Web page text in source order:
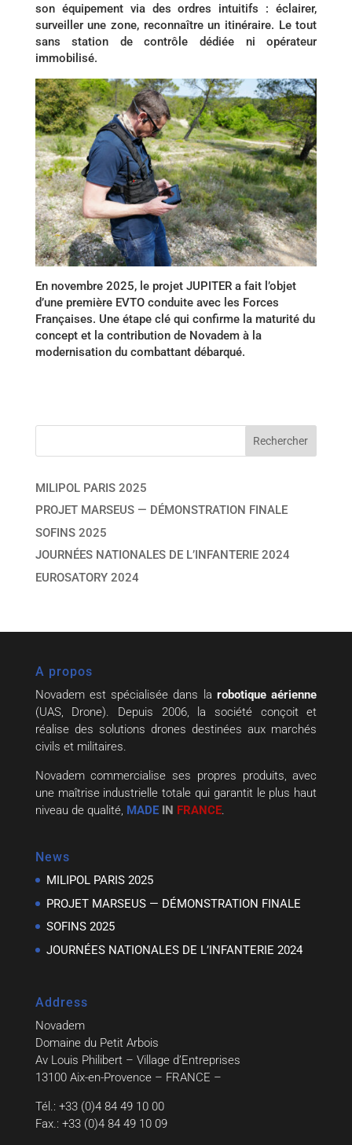
son équipement via des ordres intuitifs : éclairer,
surveiller une zone, reconnaître un itinéraire. Le tout
sans station de contrôle dédiée ni opérateur
immobilisé.
En novembre 2025, le projet JUPITER a fait l’objet
d’une première EVTO conduite avec les Forces
Françaises. Une étape clé qui confirme la maturité du
concept et la contribution de Novadem à la
modernisation du combattant débarqué.
MILIPOL PARIS 2025
PROJET MARSEUS — DÉMONSTRATION FINALE
SOFINS 2025
JOURNÉES NATIONALES DE L’INFANTERIE 2024
EUROSATORY 2024
A propos
Novadem est spécialisée dans la robotique aérienne
(UAS, Drone). Depuis 2006, la société conçoit et
réalise des solutions drones destinées aux marchés
civils et militaires.
Novadem commercialise ses propres produits, avec
une maîtrise industrielle totale qui garantit le plus haut
niveau de qualité, MADEIN FRANCE.
News
MILIPOL PARIS 2025
PROJET MARSEUS — DÉMONSTRATION FINALE
SOFINS 2025
JOURNÉES NATIONALES DE L’INFANTERIE 2024
Address
Novadem
Domaine du Petit Arbois
Av Louis Philibert – Village d’Entreprises
13100 Aix-en-Provence – FRANCE –
Tél.: +33 (0)4 84 49 10 00
Fax.: +33 (0)4 84 49 10 09